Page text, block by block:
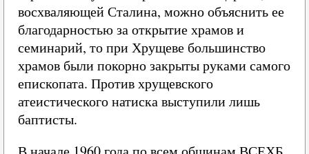
восхваляющей Сталина, можно объяснить ее
благодарностью за открытие храмов и
семинарий, то при Хрущеве большинство
храмов были покорно закрыты руками самого
епископата. Против хрущевского
атеистического натиска выступили лишь
баптисты.